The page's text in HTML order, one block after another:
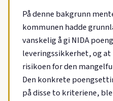
På denne bakgrunn
kommunen hadde
vanskelig å gi NIDA
leveringssikkerhet, og
risikoen for den
Den konkrete
på disse to kriteriene,